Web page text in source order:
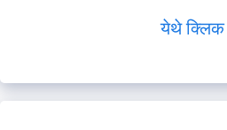
येथे क्लिक